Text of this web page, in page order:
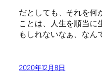
だとしても、それを何
ことは、人生を順当に
もしれないなぁ、なん
2020年12月8日